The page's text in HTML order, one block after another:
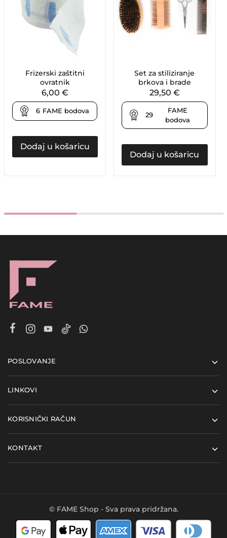
Frizerski zaštitni
ovratnik
6,00 €
6 FAME bodova
Dodaj u košaricu
Set za stiliziranje
brkova i brade
29,50 €
29
FAME
bodova
Dodaj u košaricu
POSLOVANJE
LINKOVI
KORISNIČKI RAČUN
KONTAKT
© FAME Shop - Sva prava pridržana.